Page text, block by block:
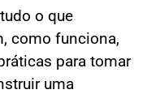
o que
como funciona,
para tomar
uma